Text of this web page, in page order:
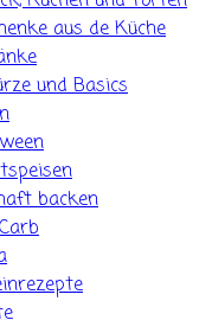
aus de Küche
und Basics
backen